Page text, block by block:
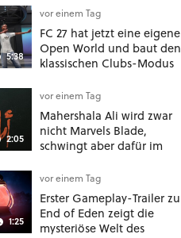
5:38
vor einem Tag
FC 27 hat jetzt eine eigene
Open World und baut den
klassischen Clubs-Modus
Spieler-Sandbox aus
2:05
vor einem Tag
Mahershala Ali wird zwar
nicht Marvels Blade,
schwingt aber dafür im
Mother Your Mother Your
Mother das Schwert
1:25
vor einem Tag
Erster Gameplay-Trailer zu
End of Eden zeigt die
mysteriöse Welt des